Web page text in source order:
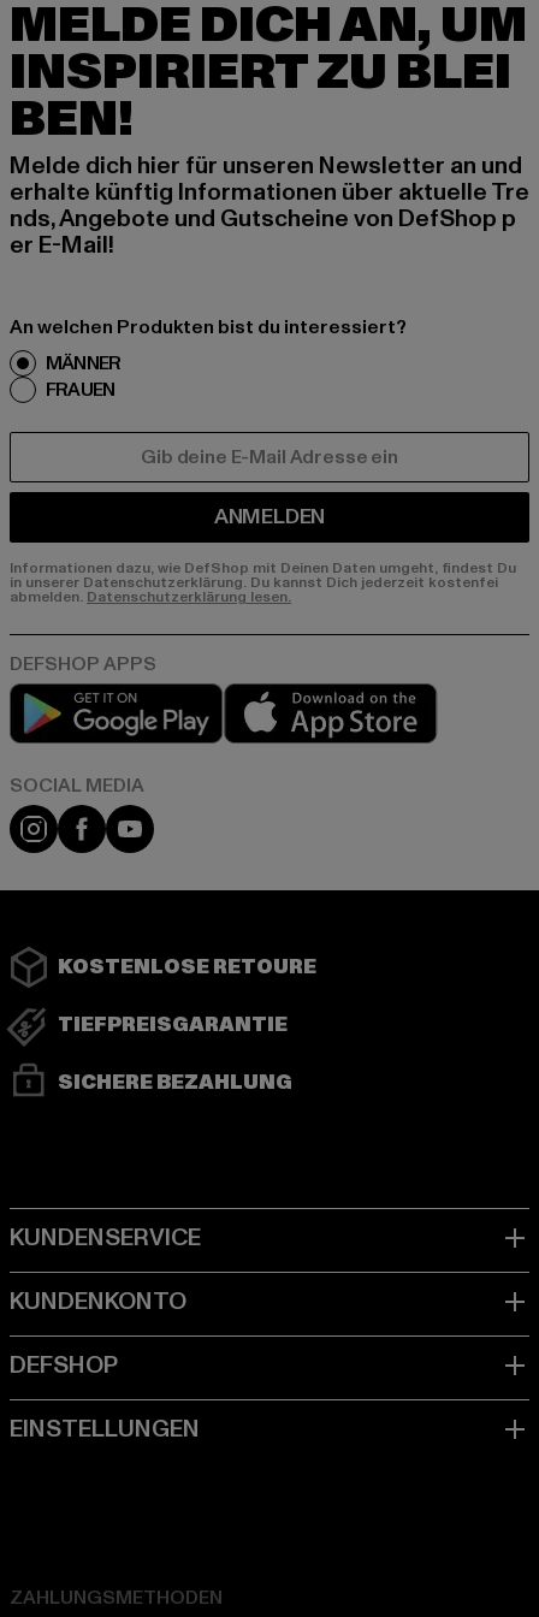
MELDE DICH AN, UM
INSPIRIERT ZU BLEI
BEN!
Melde dich hier für unseren Newsletter an und
erhalte künftig Informationen über aktuelle Tre
nds, Angebote und Gutscheine von DefShop p
er E-Mail!
An welchen Produkten bist du interessiert?
MÄNNER
FRAUEN
ANMELDEN
Informationen dazu, wie DefShop mit Deinen Daten umgeht, findest Du
in unserer Datenschutzerklärung. Du kannst Dich jederzeit kostenfei
abmelden. Datenschutzerklärung lesen.
Play market
Instagram
FacebookYouTube
KOSTENLOSE RETOURE
TIEFPREISGARANTIE
SICHERE BEZAHLUNG
ZAHLUNGSMETHODEN